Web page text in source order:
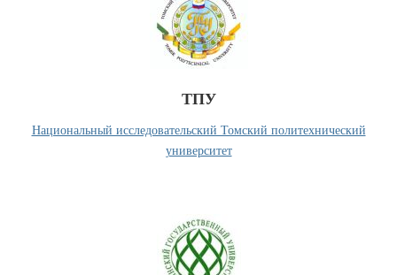
ТПУ
Национальный исследовательский Томский политехнический
университет